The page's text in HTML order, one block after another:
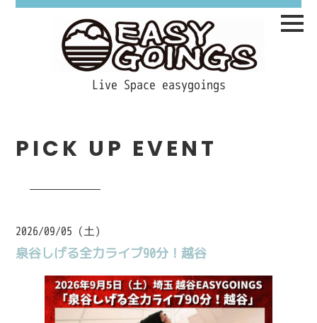
Live Space easygoings
PICK UP EVENT
2026/09/05 (土)
泉谷しげる全力ライブ90分！越谷